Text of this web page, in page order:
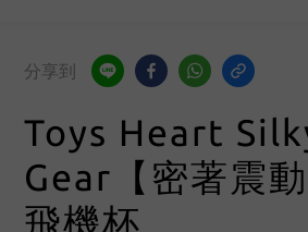
📢 系統維護通知 – SHOPLINE
2026 年 8 月 9 日（日）凌晨
買滿 $1,200 正價貨品減 $120【
$900 正價貨品減 $80
分享到
Toys Heart
Gear【密著震
飛機杯